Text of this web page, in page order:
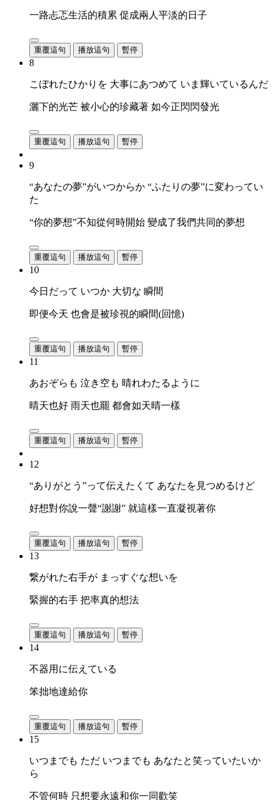
一路忐忑生活的積累 促成兩人平淡的日子
重覆這句 播放這句 暫停
8
こぼれたひかりを 大事にあつめて いま輝いているんだ
灑下的光芒 被小心的珍藏著 如今正閃閃發光
重覆這句 播放這句 暫停
9
“あなたの夢”がいつからか “ふたりの夢”に変わってい
た
“你的夢想”不知從何時開始 變成了我們共同的夢想
重覆這句 播放這句 暫停
10
今日だって いつか 大切な 瞬間
即便今天 也會是被珍視的瞬間(回憶)
重覆這句 播放這句 暫停
11
あおぞらも 泣き空も 晴れわたるように
晴天也好 雨天也罷 都會如天晴一樣
重覆這句 播放這句 暫停
12
“ありがとう”って伝えたくて あなたを見つめるけど
好想對你說一聲“謝謝” 就這樣一直凝視著你
重覆這句 播放這句 暫停
13
繋がれた右手が まっすぐな想いを
緊握的右手 把率真的想法
重覆這句 播放這句 暫停
14
不器用に伝えている
笨拙地達給你
重覆這句 播放這句 暫停
15
いつまでも ただ いつまでも あなたと笑っていたいか
ら
不管何時 只想要永遠和你一同歡笑